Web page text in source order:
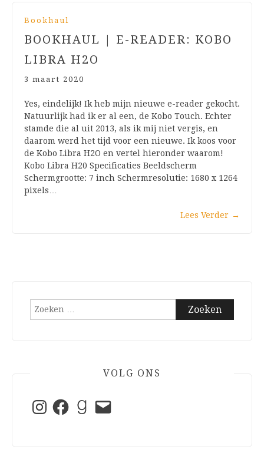
Bookhaul
BOOKHAUL | E-READER: KOBO
LIBRA H2O
3 maart 2020
Yes, eindelijk! Ik heb mijn nieuwe e-reader gekocht.
Natuurlijk had ik er al een, de Kobo Touch. Echter
stamde die al uit 2013, als ik mij niet vergis, en
daarom werd het tijd voor een nieuwe. Ik koos voor
de Kobo Libra H2O en vertel hieronder waarom!
Kobo Libra H20 Specificaties Beeldscherm
Schermgrootte: 7 inch Schermresolutie: 1680 x 1264
pixels…
Lees Verder →
Zoeken
VOLG ONS
InstagramFacebookGoodreads
E-
mail